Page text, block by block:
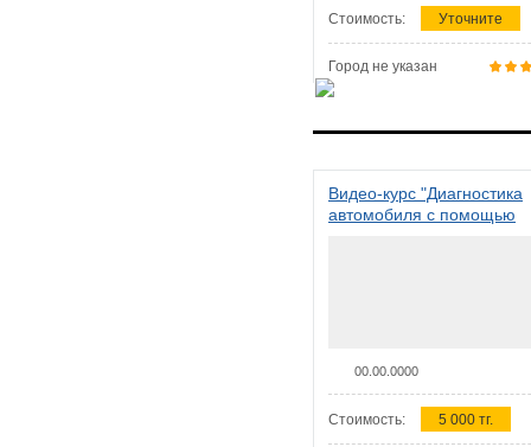
Стоимость: Уточните
Город не указан
Видео-курс "Диагностика
автомобиля с помощью
00.00.0000
Стоимость: 5 000 тг.